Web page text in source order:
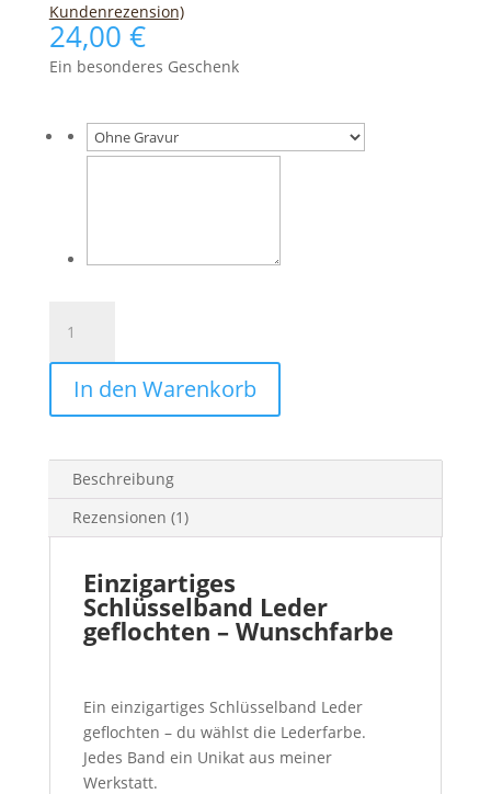
Kundenrezension)
24,00 €
Ein besonderes Geschenk
Leder
Wunschfarbe
einzigartig
Menge
In den Warenkorb
Beschreibung
Rezensionen (1)
Einzigartiges
Schlüsselband Leder
geflochten – Wunschfarbe
Ein einzigartiges Schlüsselband Leder
geflochten – du wählst die Lederfarbe.
Jedes Band ein Unikat aus meiner
Werkstatt.